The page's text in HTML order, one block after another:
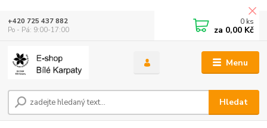
Menu
Hledat
+420 725 437 882
Po - Pá: 9:00-17:00
0 ks
za 0,00 Kč